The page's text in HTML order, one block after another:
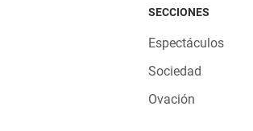
SECCIONES
Espectáculos
Sociedad
Ovación